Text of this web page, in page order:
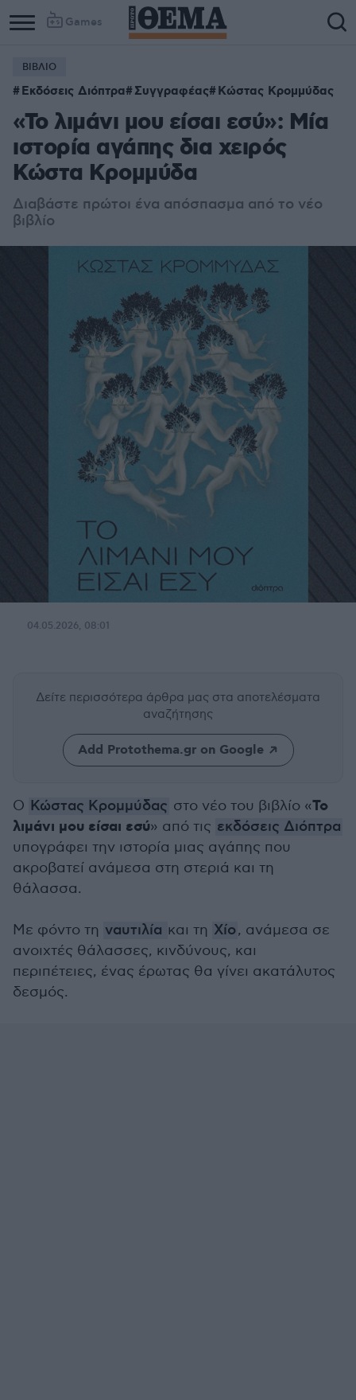
Games
ΒΙΒΛΙΟ
Εκδόσεις Διόπτρα Συγγραφέας Κώστας Κρομμύδας
«Το λιμάνι μου είσαι εσύ»: Μία
ιστορία αγάπης δια χειρός
Κώστα Κρομμύδα
Διαβάστε πρώτοι ένα απόσπασμα από το νέο
βιβλίο
04.05.2026, 08:01
Δείτε περισσότερα άρθρα μας στα αποτελέσματα
αναζήτησης
Add Protothema.gr on Google
Ο Κώστας Κρομμύδας στο νέο του βιβλίο «Το
λιμάνι μου είσαι εσύ» από τις εκδόσεις Διόπτρα
υπογράφει την ιστορία μιας αγάπης που
ακροβατεί ανάμεσα στη στεριά και τη
θάλασσα.
Με φόντο τη ναυτιλία και τη Χίο, ανάμεσα σε
ανοιχτές θάλασσες, κινδύνους, και
περιπέτειες, ένας έρωτας θα γίνει ακατάλυτος
δεσμός.